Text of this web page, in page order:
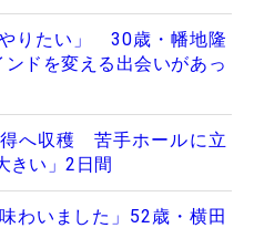
りたい」 30歳・幡地隆
ドを変える出会いがあっ
へ収穫 苦手ホールに立
きい」2日間
わいました」52歳・横田